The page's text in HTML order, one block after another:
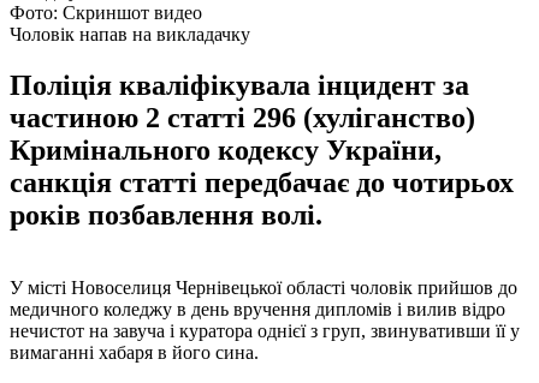
Фото: Скриншот видео
Чоловік напав на викладачку
Поліція кваліфікувала інцидент за
частиною 2 статті 296 (хуліганство)
Кримінального кодексу України,
санкція статті передбачає до чотирьох
років позбавлення волі.
У місті Новоселиця Чернівецької області чоловік прийшов до
медичного коледжу в день вручення дипломів і вилив відро
нечистот на завуча і куратора однієї з груп, звинувативши її у
вимаганні хабаря в його сина.